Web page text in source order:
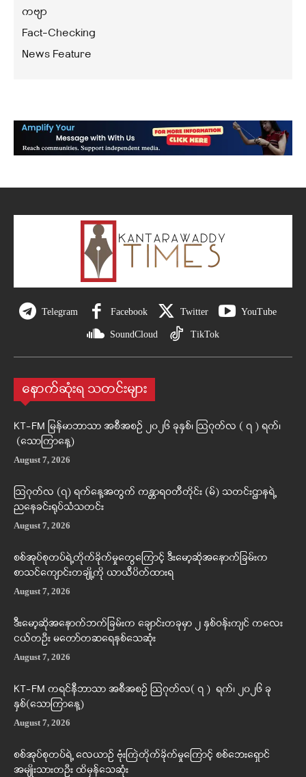
ကဗျာ
Fact-Checking
News Feature
Telegram Facebook Twitter YouTube
SoundCloud TikTok
နောက်ဆုံးရ သတင်းများ
KT-FM မြန်မာဘာသာ အစီအစဉ် ၂၀၂၆ ခုနှစ်၊ ဩဂုတ်လ ( ၇ ) ရက်၊
(သောကြာနေ့)
August 7, 2026
ဩဂုတ်လ (၇) ရက်နေ့အတွက် ကန္တာရဝတီတိုင်း (မ်) သတင်းဌာနရဲ့
ညနေခင်းရုပ်သံသတင်း
August 7, 2026
စစ်အုပ်စုတပ်ရဲ့တိုက်ခိုက်မှုတွေကြောင့် ဒီးမော့ဆိုအနောက်ခြမ်းက
စာသင်ကျောင်းတချို့ကို ယာယီပိတ်ထားရ
August 7, 2026
ဒီးမော့ဆိုအနောက်ဘက်ခြမ်းက ချောင်းတခုမှာ ၂ နှစ်ဝန်းကျင် ကလေး
ငယ်တဦး မတော်တဆရေနစ်သေဆုံး
August 7, 2026
KT-FM ကရင်နီဘာသာ အစီအစဉ် ဩဂုတ်လ( ၇ ) ရက်၊ ၂၀၂၆ ခု
နှစ်(သောကြာနေ့)
August 7, 2026
စစ်အုပ်စုတပ်ရဲ့ လေယာဉ် ဗုံးကြဲတိုက်ခိုက်မှုကြောင့် စစ်ဘေးရှောင်
အမျိုးသားတဦး ထိမှန်သေဆုံး